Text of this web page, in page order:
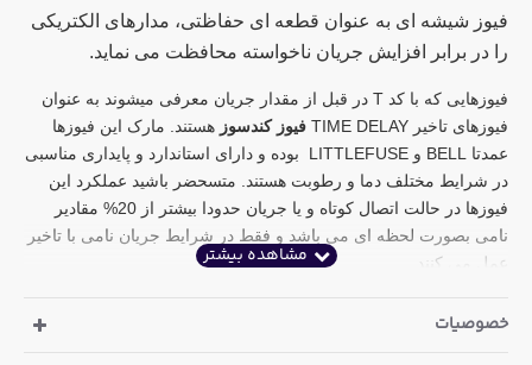
فیوز شیشه ای به عنوان قطعه ای حفاظتی، مدارهای الکتریکی
را در برابر افزایش جریان ناخواسته محافظت می نماید.
فیوزهایی که با کد T در قبل از مقدار جریان معرفی میشوند به عنوان
فیوزهای تاخیر TIME DELAY
فیوز کندسوز هستند. مارک این فیوزها
عمدتا BELL و LITTLEFUSE بوده و دارای استاندارد و پایداری مناسبی
در شرایط مختلف دما و رطوبت هستند. متسحضر باشید عملکرد این
فیوزها در حالت اتصال کوتاه و یا جریان حدودا بیشتر از 20% مقادیر
نامی بصورت لحظه ای می باشد و فقط در شرایط جریان نامی با تاخیر
عمل می کنند.
عملکرد تعویض شوند.
خصوصیات